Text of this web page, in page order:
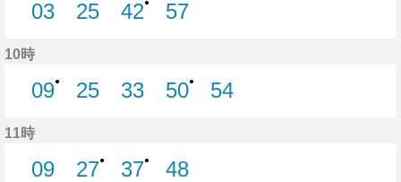
03
25
42●
57
10時
09●
25
33
50●
54
11時
09
27●
37●
48